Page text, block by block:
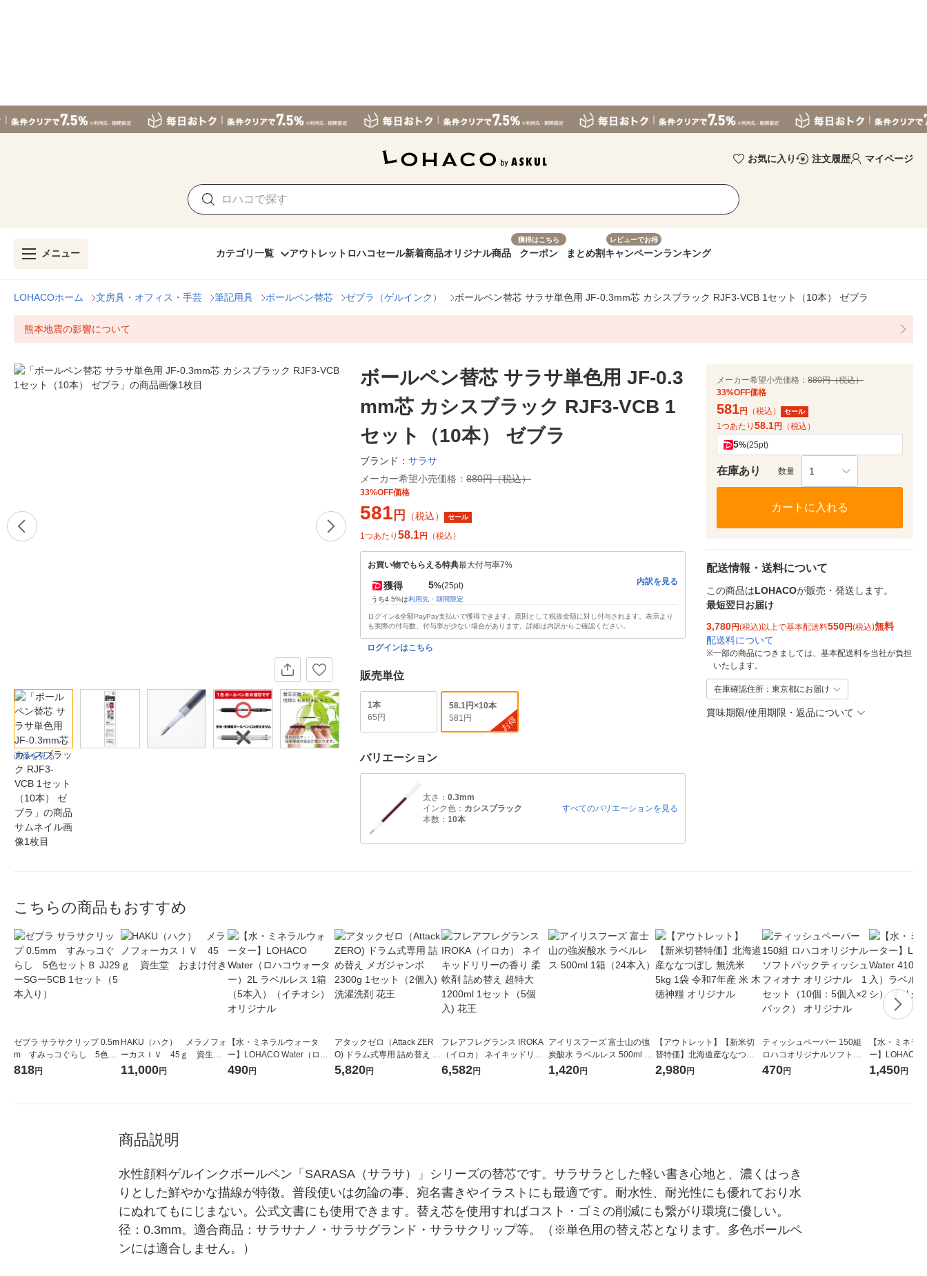
お気に入り 注文履歴 マイページ
メニュー カテゴリ一覧 アウトレット ロハコセール新着商品オリジナル商品
獲得はこちら
クーポン まとめ割
レビューでお得
キャンペーンランキング
LOHACOホーム 文房具・オフィス・手芸 筆記用具 ボールペン替芯 ゼブラ（ゲルインク） ボールペン替芯 サラサ単色用 JF-0.3mm芯 カシスブラック RJF3-VCB 1セット（10本） ゼブラ
熊本地震の影響について
画像を見る
ボールペン替芯 サラサ単色用 JF-0.3
mm芯 カシスブラック RJF3-VCB 1
セット（10本） ゼブラ
ブランド： サラサ
メーカー希望小売価格： 880円（税込）
33%OFF価格
581 円 （税込） セール
1つあたり 58.1円 （税込）
お買い物でもらえる特典最大付与率7%
獲得 5%(25pt)
うち4.5%は利用先・期間限定
内訳を見る
ログイン&全額PayPay支払いで獲得できます。原則として税抜金額に対し付与されます。表示より
も実際の付与数、付与率が少ない場合があります。詳細は内訳からご確認ください。
ログインはこちら
販売単位
1本
65円
58.1円×10本
581円
お得
バリエーション
太さ： 0.3mm
インク色： カシスブラック
本数： 10本
すべてのバリエーションを見る
メーカー希望小売価格： 880円（税込）
33%OFF価格
581円 （税込） セール
1つあたり 58.1円 （税込）
5%(25pt)
在庫あり 数量 1
カートに入れる
配送情報・送料について
この商品はLOHACOが販売・発送します。
最短翌日お届け
3,780円(税込)以上で基本配送料550円(税込)無料
配送料について
※一部の商品につきましては、基本配送料を当社が負担
いたします。
在庫確認住所：東京都にお届け
賞味期限/使用期限・返品について
こちらの商品もおすすめ
ゼブラ サラサクリップ 0.5m
m すみっコぐらし 5色セ
ットＢ JJ29ーSGー5CB 1セ
818円
HAKU（ハク） メラノフォ
ーカスＩＶ 45ｇ 資生
堂 おまけ付き
11,000円
【水・ミネラルウォータ
ー】LOHACO Water（ロハ
コウォーター）2L ラベルレ
490円
アタックゼロ（Attack ZER
O) ドラム式専用 詰め替え メ
ガジャンボ 2300g 1セット
5,820円
フレアフレグランス IROKA
（イロカ） ネイキッドリリ
ーの香り 柔軟剤 詰め替え 超
6,582円
アイリスフーズ 富士山の強
炭酸水 ラベルレス 500ml 1
箱（24本入）
1,420円
【アウトレット】【新米切
替特価】北海道産ななつぼ
し 無洗米 5kg 1袋 令和7年産
2,980円
ティッシュペーパー 150組
ロハコオリジナルソフトパ
ックティッシュ フィオナ オ
470円
【水・ミネラ
ー】LOHACO
1箱（20本入
1,450円
商品説明
水性顔料ゲルインクボールペン「SARASA（サラサ）」シリーズの替芯です。サラサラとした軽い書き心地と、濃くはっき
りとした鮮やかな描線が特徴。普段使いは勿論の事、宛名書きやイラストにも最適です。耐水性、耐光性にも優れており水
にぬれてもにじまない。公式文書にも使用できます。替え芯を使用すればコスト・ゴミの削減にも繋がり環境に優しい。
径：0.3mm。適合商品：サラサナノ・サラサグランド・サラサクリップ等。（※単色用の替え芯となります。多色ボールペ
ンには適合しません。）